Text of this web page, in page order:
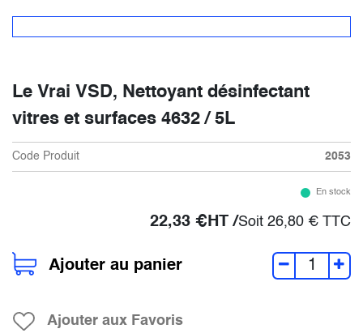
Le Vrai VSD, Nettoyant désinfectant
vitres et surfaces 4632 / 5L
Code Produit 2053
En stock
22,33 €HT /Soit 26,80 € TTC
Ajouter au panier
Ajouter aux Favoris